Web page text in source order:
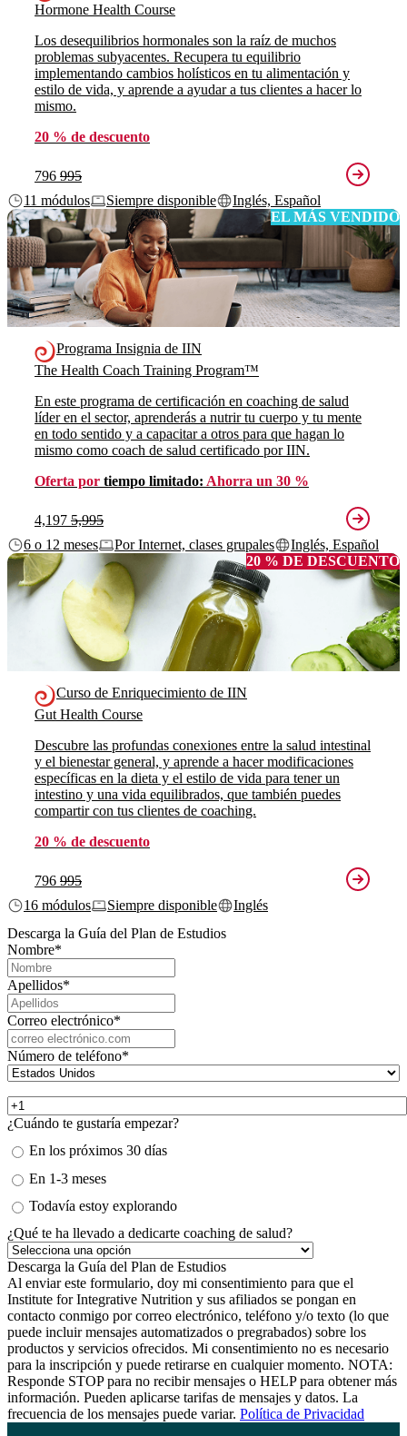
Hormone Health Course
Los desequilibrios hormonales son la raíz de muchos
problemas subyacentes. Recupera tu equilibrio
implementando cambios holísticos en tu alimentación y
estilo de vida, y aprende a ayudar a tus clientes a hacer lo
mismo.
20 % de descuento
796 995
11 módulos
Siempre disponible
Inglés, Español
EL MÁS VENDIDO
Programa Insignia de IIN
The Health Coach Training Program™
En este programa de certificación en coaching de salud
líder en el sector, aprenderás a nutrir tu cuerpo y tu mente
en todo sentido y a capacitar a otros para que hagan lo
mismo como coach de salud certificado por IIN.
Oferta por tiempo limitado: Ahorra un 30 %
4,197 5,995
6 o 12 meses
Por Internet, clases grupales
Inglés, Español
20 % DE DESCUENTO
Curso de Enriquecimiento de IIN
Gut Health Course
Descubre las profundas conexiones entre la salud intestinal
y el bienestar general, y aprende a hacer modificaciones
específicas en la dieta y el estilo de vida para tener un
intestino y una vida equilibrados, que también puedes
compartir con tus clientes de coaching.
20 % de descuento
796 995
16 módulos
Siempre disponible
Inglés
Descarga la Guía del Plan de Estudios
Nombre*
Apellidos*
Correo electrónico*
Número de teléfono*
¿Cuándo te gustaría empezar?
En los próximos 30 días
En 1-3 meses
Todavía estoy explorando
¿Qué te ha llevado a dedicarte coaching de salud?
Al enviar este formulario, doy mi consentimiento para que el
Institute for Integrative Nutrition y sus afiliados se pongan en
contacto conmigo por correo electrónico, teléfono y/o texto (lo que
puede incluir mensajes automatizados o pregrabados) sobre los
productos y servicios ofrecidos. Mi consentimiento no es necesario
para la inscripción y puede retirarse en cualquier momento. NOTA:
Responde STOP para no recibir mensajes o HELP para obtener más
información. Pueden aplicarse tarifas de mensajes y datos. La
frecuencia de los mensajes puede variar. Política de Privacidad